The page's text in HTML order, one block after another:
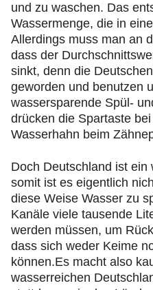
und zu waschen. Das
Wassermenge, die in
Allerdings muss man an
dass der
sinkt, denn die
geworden und benutzen
wassersparende Spül-
drücken die Spartaste
Wasserhahn beim
Doch Deutschland ist ein
somit ist es eigentlich
diese Weise Wasser zu
Kanäle viele tausende
werden müssen, um
dass sich weder Keime
können.Es macht also
wasserreichen